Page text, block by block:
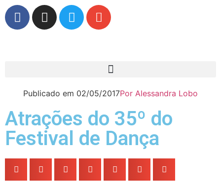
Publicado em 02/05/2017Por Alessandra Lobo
Atrações do 35º do
Festival de Dança